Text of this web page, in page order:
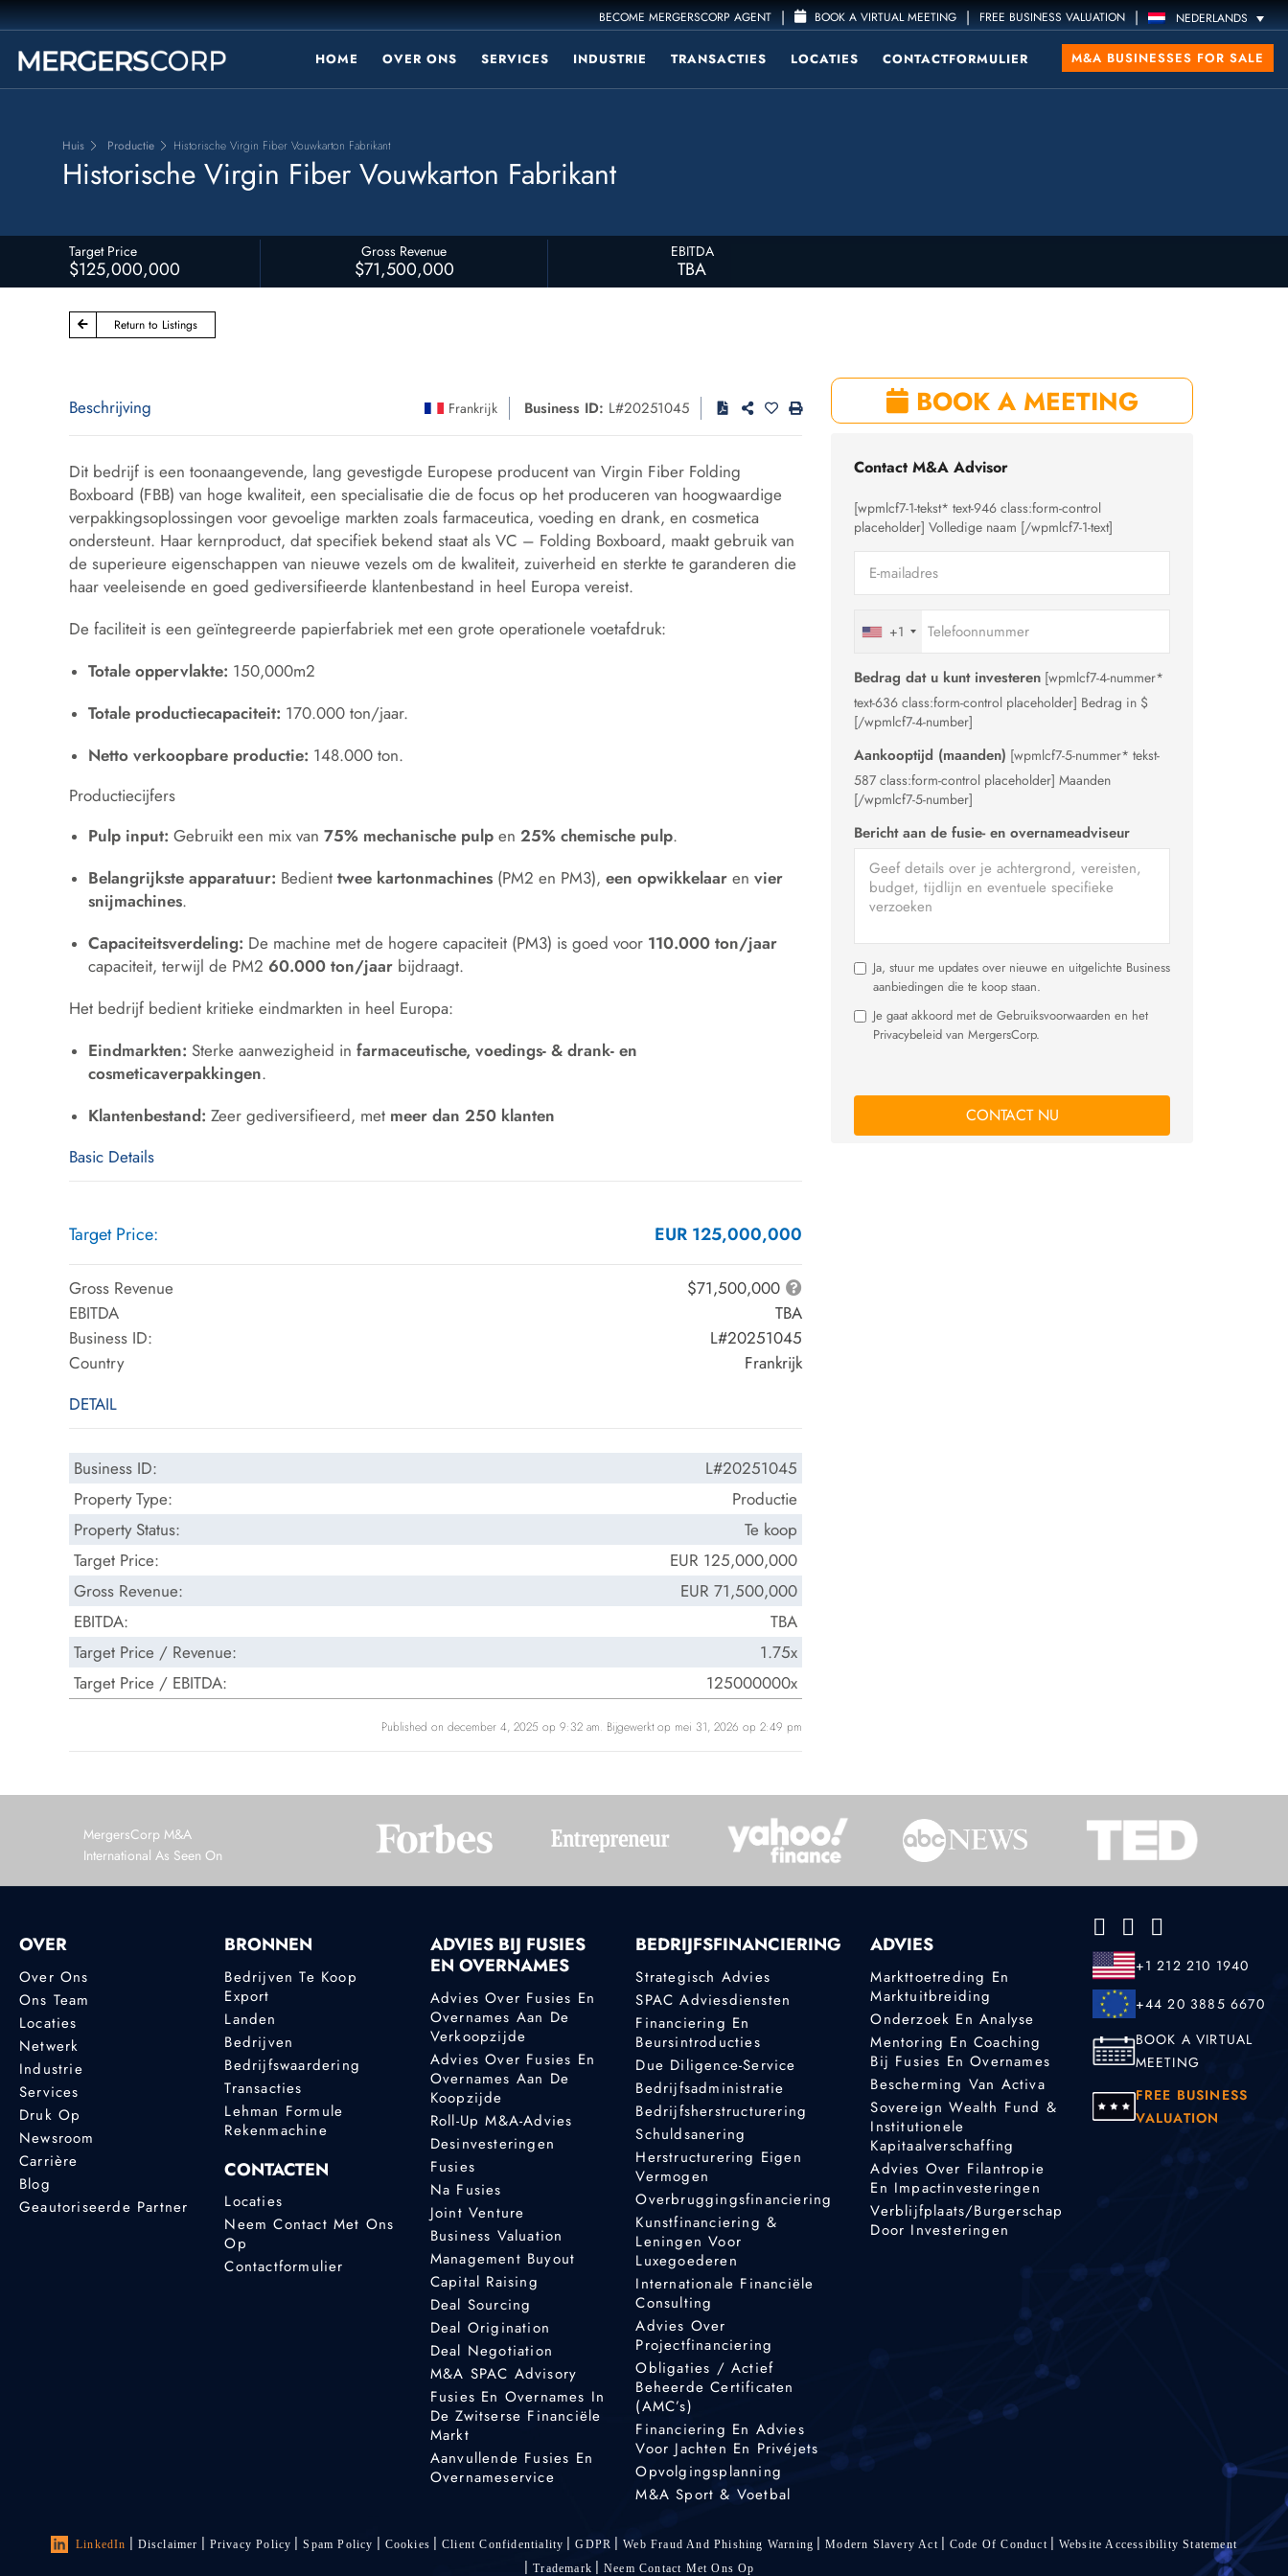
BECOME MERGERSCORP AGENT | BOOK A VIRTUAL MEETING | FREE BUSINESS VALUATION | NEDERLANDS
HOME OVER ONS SERVICES INDUSTRIE TRANSACTIES LOCATIES CONTACTFORMULIER M&A BUSINESSES FOR SALE
Huis Productie Historische Virgin Fiber Vouwkarton Fabrikant
Historische Virgin Fiber Vouwkarton Fabrikant
Target Price
$125,000,000
Gross Revenue
$71,500,000
EBITDA
TBA
Return to Listings
Beschrijving Frankrijk Business ID: L#20251045
Dit bedrijf is een toonaangevende, lang gevestigde Europese producent van Virgin Fiber Folding
Boxboard (FBB) van hoge kwaliteit, een specialisatie die de focus op het produceren van hoogwaardige
verpakkingsoplossingen voor gevoelige markten zoals farmaceutica, voeding en drank, en cosmetica
ondersteunt. Haar kernproduct, dat specifiek bekend staat als VC – Folding Boxboard, maakt gebruik van
de superieure eigenschappen van nieuwe vezels om de kwaliteit, zuiverheid en sterkte te garanderen die
haar veeleisende en goed gediversifieerde klantenbestand in heel Europa vereist.
De faciliteit is een geïntegreerde papierfabriek met een grote operationele voetafdruk:
Totale oppervlakte: 150,000m2
Totale productiecapaciteit: 170.000 ton/jaar.
Netto verkoopbare productie: 148.000 ton.
Productiecijfers
Pulp input: Gebruikt een mix van 75% mechanische pulp en 25% chemische pulp.
Belangrijkste apparatuur: Bedient twee kartonmachines (PM2 en PM3), een opwikkelaar en vier
snijmachines.
Capaciteitsverdeling: De machine met de hogere capaciteit (PM3) is goed voor 110.000 ton/jaar
capaciteit, terwijl de PM2 60.000 ton/jaar bijdraagt.
Het bedrijf bedient kritieke eindmarkten in heel Europa:
Eindmarkten: Sterke aanwezigheid in farmaceutische, voedings- & drank- en
cosmeticaverpakkingen.
Klantenbestand: Zeer gediversifieerd, met meer dan 250 klanten
Basic Details
Target Price: EUR 125,000,000
Gross Revenue
$71,500,000
EBITDA
TBA
Business ID:
L#20251045
Country
Frankrijk
DETAIL
Business ID:
L#20251045
Property Type:
Productie
Property Status:
Te koop
Target Price:
EUR 125,000,000
Gross Revenue:
EUR 71,500,000
EBITDA:
TBA
Target Price / Revenue:
1.75x
Target Price / EBITDA:
125000000x
Published on december 4, 2025 op 9:32 am. Bijgewerkt op mei 31, 2026 op 2:49 pm
BOOK A MEETING
Contact M&A Advisor
[wpmlcf7-1-tekst* text-946 class:form-control
placeholder] Volledige naam [/wpmlcf7-1-text]
+1
Bedrag dat u kunt investeren [wpmlcf7-4-nummer*
text-636 class:form-control placeholder] Bedrag in $
[/wpmlcf7-4-number]
Aankooptijd (maanden) [wpmlcf7-5-nummer* tekst-
587 class:form-control placeholder] Maanden
[/wpmlcf7-5-number]
Bericht aan de fusie- en overnameadviseur
Ja, stuur me updates over nieuwe en uitgelichte Business
aanbiedingen die te koop staan.
Je gaat akkoord met de Gebruiksvoorwaarden en het
Privacybeleid van MergersCorp.
MergersCorp M&A
International As Seen On
OVER
Over Ons
Ons Team
Locaties
Netwerk
Industrie
Services
Druk Op
Newsroom
Carrière
Blog
Geautoriseerde Partner
BRONNEN
Bedrijven Te Koop
Export
Landen
Bedrijven
Bedrijfswaardering
Transacties
Lehman Formule
Rekenmachine
CONTACTEN
Locaties
Neem Contact Met Ons
Op
Contactformulier
ADVIES BIJ FUSIES
EN OVERNAMES
Advies Over Fusies En
Overnames Aan De
Verkoopzijde
Advies Over Fusies En
Overnames Aan De
Koopzijde
Roll-Up M&A-Advies
Desinvesteringen
Fusies
Na Fusies
Joint Venture
Business Valuation
Management Buyout
Capital Raising
Deal Sourcing
Deal Origination
Deal Negotiation
M&A SPAC Advisory
Fusies En Overnames In
De Zwitserse Financiële
Markt
Aanvullende Fusies En
Overnameservice
BEDRIJFSFINANCIERING
Strategisch Advies
SPAC Adviesdiensten
Financiering En
Beursintroducties
Due Diligence-Service
Bedrijfsadministratie
Bedrijfsherstructurering
Schuldsanering
Herstructurering Eigen
Vermogen
Overbruggingsfinanciering
Kunstfinanciering &
Leningen Voor
Luxegoederen
Internationale Financiële
Consulting
Advies Over
Projectfinanciering
Obligaties / Actief
Beheerde Certificaten
(AMC’s)
Financiering En Advies
Voor Jachten En Privéjets
Opvolgingsplanning
M&A Sport & Voetbal
ADVIES
Markttoetreding En
Marktuitbreiding
Onderzoek En Analyse
Mentoring En Coaching
Bij Fusies En Overnames
Bescherming Van Activa
Sovereign Wealth Fund &
Institutionele
Kapitaalverschaffing
Advies Over Filantropie
En Impactinvesteringen
Verblijfplaats/burgerschap
Door Investeringen
+1 212 210 1940
+44 20 3885 6670
BOOK A VIRTUAL
MEETING
FREE BUSINESS
VALUATION
LinkedIn Disclaimer Privacy Policy Spam Policy Cookies Client Confidentiality GDPR Web Fraud And Phishing Warning Modern Slavery Act Code Of Conduct
Website Accessibility Statement
Trademark
Neem Contact Met Ons Op